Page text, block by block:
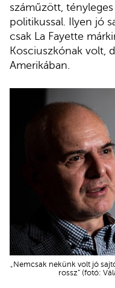
száműzött,
politikussal. Ilyen jó
csak La Fayette
Kosciuszkónak volt,
Amerikában.
„Nemcsak nekünk volt jó
rossz” (fotó: